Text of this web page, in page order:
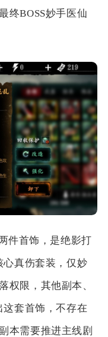
终BOSS妙手医仙
件首饰，是绝影打
心真伤套装，仅妙
权限，其他副本、
这套首饰，不存在
本需要推进主线剧